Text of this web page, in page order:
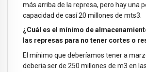
más arriba de la represa, pero hay una
capacidad de casí 20 millones de mts3.
¿Cuál es el mínimo de
las represas para no tener cortes o
El mínimo que deberíamos tener a
deberia ser de 250 millones de m3 en